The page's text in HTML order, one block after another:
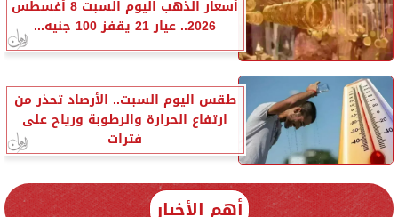
أسعار الذهب اليوم السبت 8 أغسطس
2026.. عيار 21 يقفز 100 جنيه...
طقس اليوم السبت.. الأرصاد تحذر من
ارتفاع الحرارة والرطوبة ورياح على
فترات
أهم الأخبار